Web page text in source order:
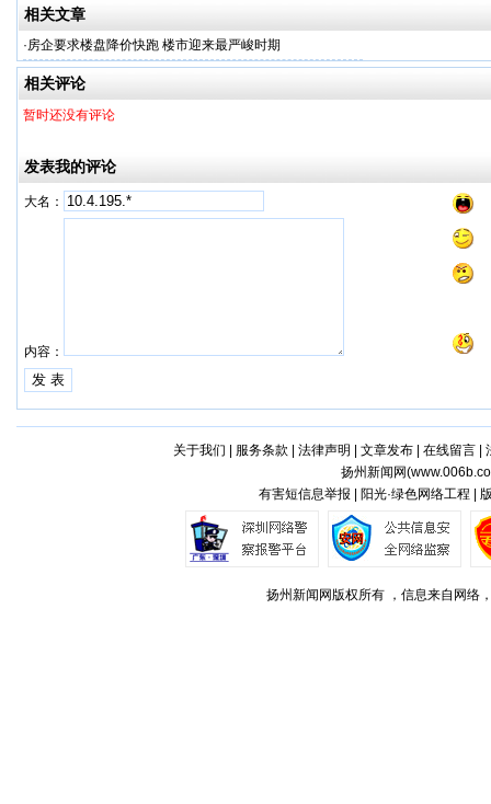
相关文章
·房企要求楼盘降价快跑 楼市迎来最严峻时期
相关评论
暂时还没有评论
发表我的评论
大名：
内容：
关于我们 服务条款 法律声明 文章发布| 在线留言|
扬州新闻网(
有害短信息举报 | 阳光·绿色网络工程 |
扬州新闻网版权所有 ，信息来自网络